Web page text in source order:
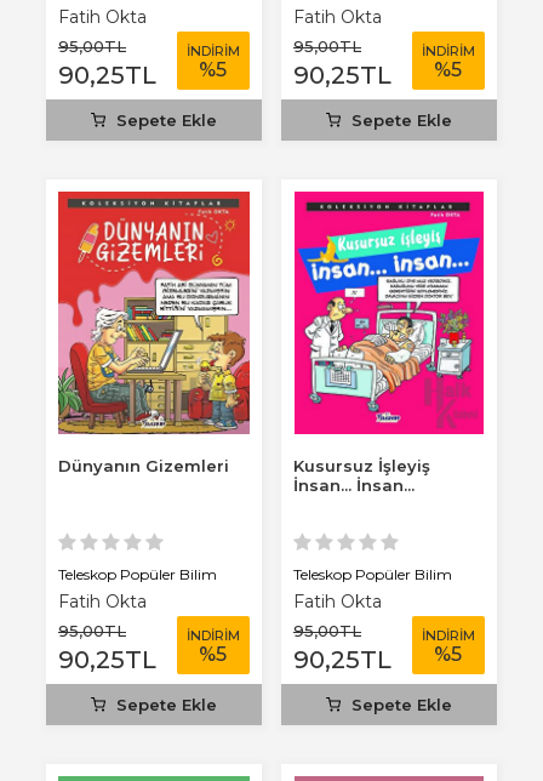
Fatih Okta
95,00TL
90,25TL
İNDİRİM
%5
Sepete Ekle
Fatih Okta
95,00TL
90,25TL
İNDİRİM
%5
Sepete Ekle
Dünyanın Gizemleri
Teleskop Popüler Bilim
Fatih Okta
95,00TL
90,25TL
İNDİRİM
%5
Sepete Ekle
Kusursuz İşleyiş
İnsan... İnsan...
Teleskop Popüler Bilim
Fatih Okta
95,00TL
90,25TL
İNDİRİM
%5
Sepete Ekle